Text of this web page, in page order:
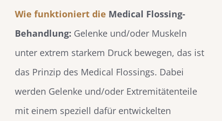
Wie funktioniert die Medical Flossing-
Behandlung: Gelenke und/oder Muskeln
unter extrem starkem Druck bewegen, das ist
das Prinzip des Medical Flossings. Dabei
werden Gelenke und/oder Extremitätenteile
mit einem speziell dafür entwickelten